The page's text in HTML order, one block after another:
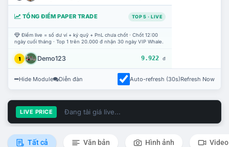
TỔNG ĐIỂM PAPER TRADE TOP 5 · LIVE
Điểm live = số dư ví + ký quỹ + PnL chưa chốt · Chốt 12:00
ngày cuối tháng · Top 1 trên 20.000 đ nhận 30 ngày VIP Whale.
1 Demo123 9.922 đ
Hide Module Diễn đàn Auto-refresh (30s)Refresh Now
LIVE PRICE Đang tải giá live...
Tất cả Văn bản Hình ảnh Video